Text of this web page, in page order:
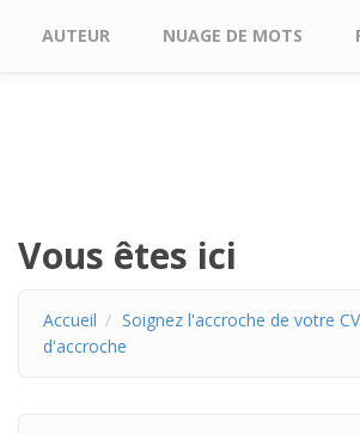
AUTEUR NUAGE DE MOTS
Vous êtes ici
Accueil Soignez l'accroche de votre CV
d'accroche